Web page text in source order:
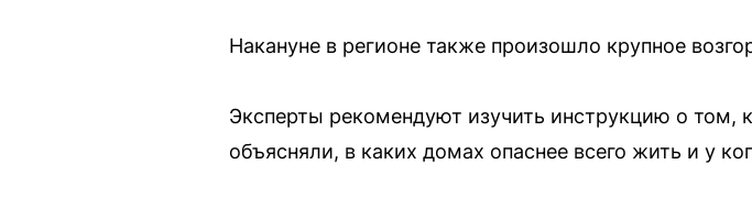
Накануне в регионе также произошло крупное
Эксперты рекомендуют изучить инструкцию о том,
объясняли, в каких домах опаснее всего жить и у